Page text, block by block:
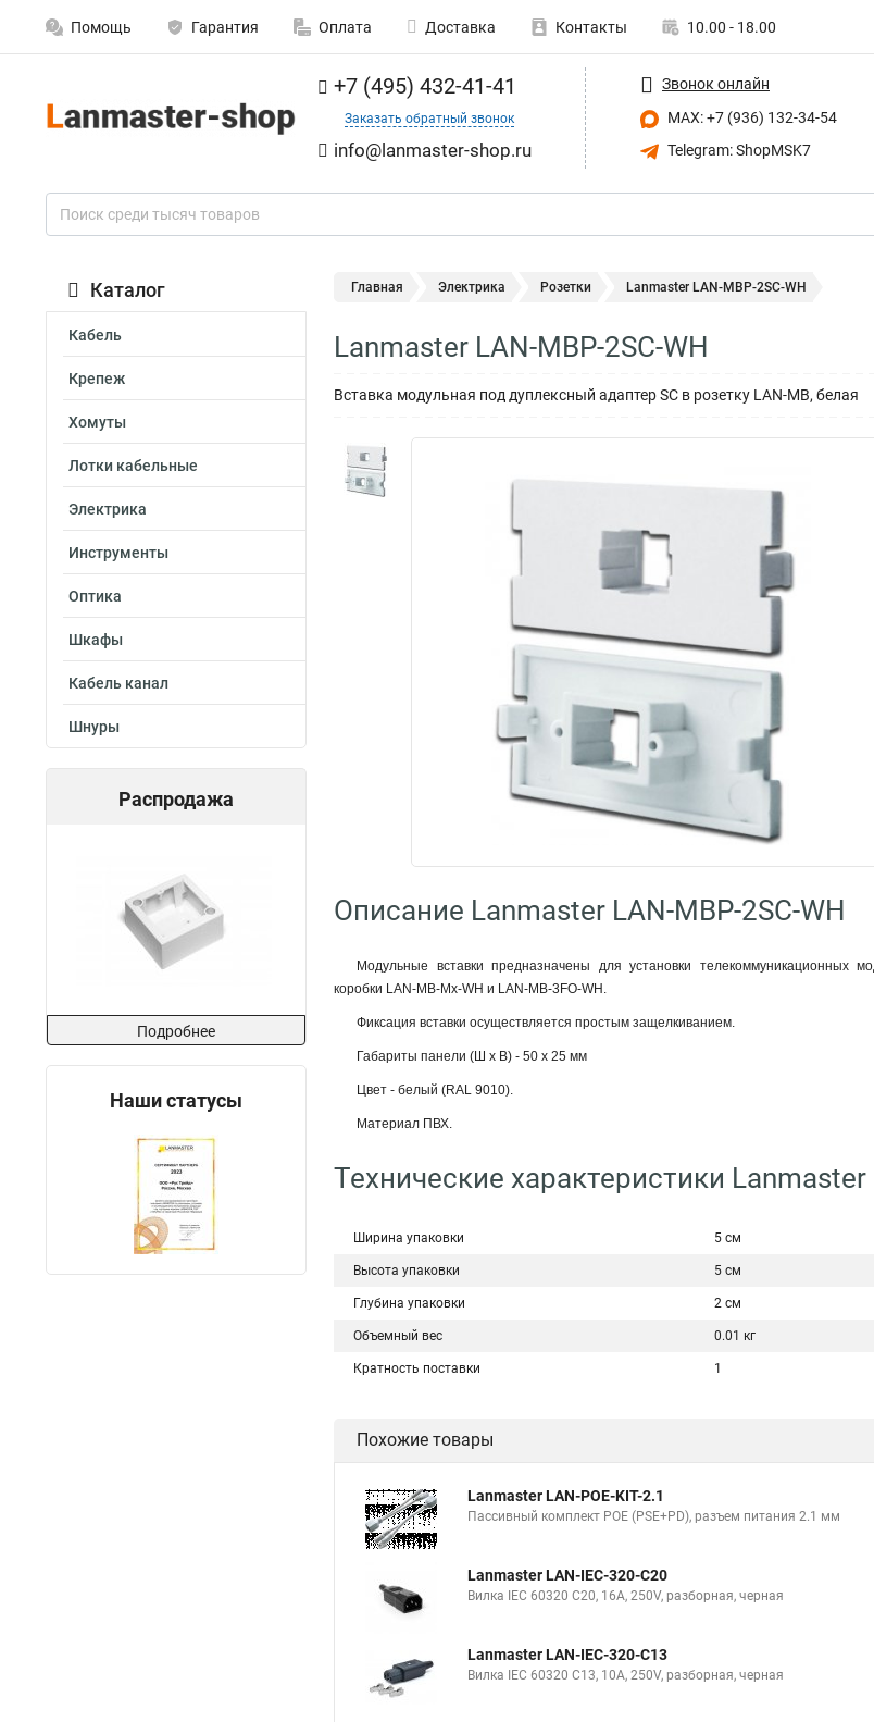
Помощь Гарантия Оплата Доставка Контакты 10.00 - 18.00
+7 (495) 432-41-41
Заказать обратный звонок
info@lanmaster-shop.ru
Звонок онлайн
MAX: +7 (936) 132-34-54
Telegram: ShopMSK7
Каталог
Кабель
Крепеж
Хомуты
Лотки кабельные
Электрика
Инструменты
Оптика
Шкафы
Кабель канал
Шнуры
Распродажа
Подробнее
Наши статусы
Главная Электрика Розетки Lanmaster LAN-MBP-2SC-WH
Lanmaster LAN-MBP-2SC-WH
Вставка модульная под дуплексный адаптер SC в розетку LAN-MB, белая
Описание Lanmaster LAN-MBP-2SC-WH
Модульные вставки предназначены для установки телекоммуникационных
коробки LAN-MB-Mx-WH и LAN-MB-3FO-WH.
Фиксация вставки осуществляется простым защелкиванием.
Габариты панели (Ш х В) - 50 х 25 мм
Цвет - белый (RAL 9010).
Материал ПВХ.
Технические характеристики Lanmaster
Ширина упаковки 5 см
Высота упаковки 5 см
Глубина упаковки 2 см
Объемный вес 0.01 кг
Кратность поставки 1
Похожие товары
Lanmaster LAN-POE-KIT-2.1
Пассивный комплект POE (PSE+PD), разъем питания 2.1 мм
Lanmaster LAN-IEC-320-C20
Вилка IEC 60320 C20, 16A, 250V, разборная, черная
Lanmaster LAN-IEC-320-C13
Вилка IEC 60320 C13, 10A, 250V, разборная, черная